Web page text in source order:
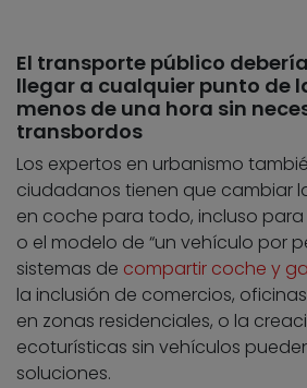
El transporte público
llegar a cualquier punto de
menos de una hora sin
transbordos
Los expertos en urbanismo
ciudadanos tienen que cambiar
en coche para todo, incluso
o el modelo de “un vehículo por
sistemas de compartir coche y
la inclusión de comercios,
en zonas residenciales, o la
ecoturísticas sin vehículos
soluciones.